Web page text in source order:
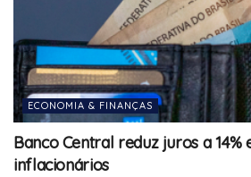
ECONOMIA & FINANÇAS
Banco Central reduz juros a 14%
inflacionários